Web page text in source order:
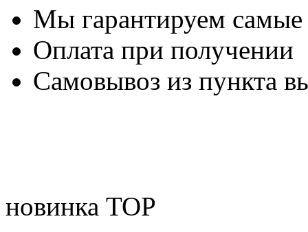
Мы гарантируем
Оплата при получении
Самовывоз из пункта
новинка TOP